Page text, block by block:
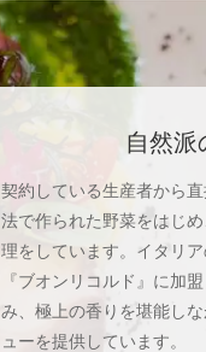
自然派
契約している生産者から
法で作られた野菜をはじ
理をしています。イタリ
『ブオンリコルド』に加
み、極上の香りを堪能し
ューを提供しています。